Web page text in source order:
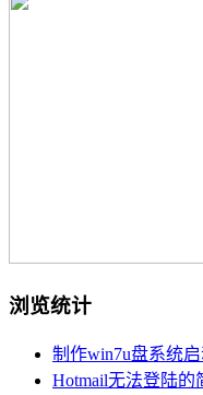
浏览统计
制作win7u盘系统
Hotmail无法登陆的